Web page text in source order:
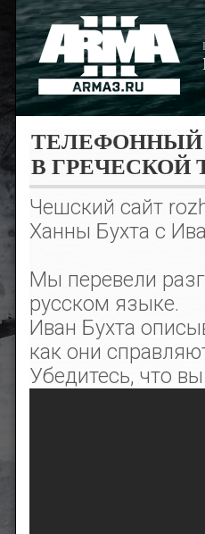
ТЕЛЕФОННЫЙ
В ГРЕЧЕСКОЙ
Чешский сайт
Ханны Бухта с
Мы перевели
русском языке.
Иван Бухта
как они
Убедитесь, что